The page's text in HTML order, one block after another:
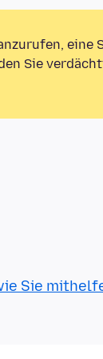
eine
Sie
Sie